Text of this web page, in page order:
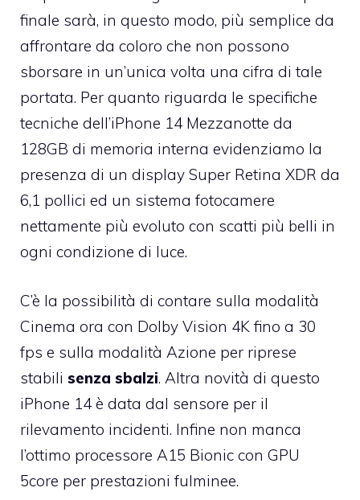
finale sarà, in questo modo, più semplice da
affrontare da coloro che non possono
sborsare in un’unica volta una cifra di tale
portata. Per quanto riguarda le specifiche
tecniche dell’iPhone 14 Mezzanotte da
128GB di memoria interna evidenziamo la
presenza di un display Super Retina XDR da
6,1 pollici ed un sistema fotocamere
nettamente più evoluto con scatti più belli in
ogni condizione di luce.
C’è la possibilità di contare sulla modalità
Cinema ora con Dolby Vision 4K fino a 30
fps e sulla modalità Azione per riprese
stabili senza sbalzi. Altra novità di questo
iPhone 14 è data dal sensore per il
rilevamento incidenti. Infine non manca
l’ottimo processore A15 Bionic con GPU
5core per prestazioni fulminee.